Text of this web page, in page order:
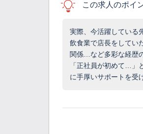
この求人のポイ
実際、今活躍している
飲食業で店長をしてい
関係…など多彩な経歴
「正社員が初めて…」
に手厚いサポートを受